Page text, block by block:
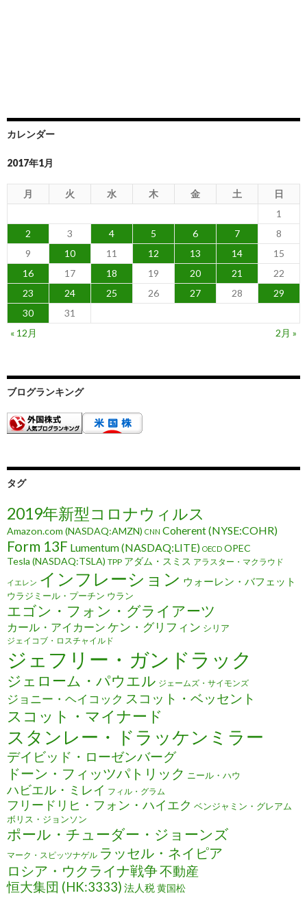
カレンダー
2017年1月
月 火 水 木 金 土
日
1
2
3 4 5 6 7
8
9
10 11 12 13 14
15
16
17 18 19 20 21
22
23
24 25 26 27 28
29
30
31
« 12月
2月 »
ブログランキング
タグ
2019年新型コロナウィルス
Amazon.com (NASDAQ:AMZN) CNN Coherent (NYSE:COHR)
Form 13F Lumentum (NASDAQ:LITE) OECD OPEC
Tesla (NASDAQ:TSLA) TPP アダム・スミス アラスター・マクラウド
イエレン インフレーション ウォーレン・バフェット
ウラジミール・プーチン ウラン
エゴン・フォン・グライアーツ
カール・アイカーン ケン・グリフィン シリア
ジェイコブ・ロスチャイルド
ジェフリー・ガンドラック
ジェローム・パウエル ジェームズ・サイモンズ
ジョニー・ヘイコック スコット・ベッセント
スコット・マイナード
スタンレー・ドラッケンミラー
デイビッド・ローゼンバーグ
ドーン・フィッツパトリック ニール・ハウ
ハビエル・ミレイ フィル・グラム
フリードリヒ・フォン・ハイエク ベンジャミン・グレアム
ボリス・ジョンソン
ポール・チューダー・ジョーンズ
マーク・スピッツナゲル ラッセル・ネイピア
ロシア・ウクライナ戦争不動産
恒大集団 (HK:3333) 法人税黄国松